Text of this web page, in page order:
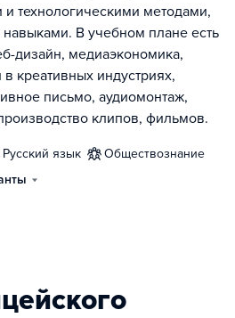
и технологическими методами,
В учебном плане есть
дизайн, медиаэкономика,
креативных индустриях,
письмо, аудиомонтаж,
клипов, фильмов.
русский язык
обществознание